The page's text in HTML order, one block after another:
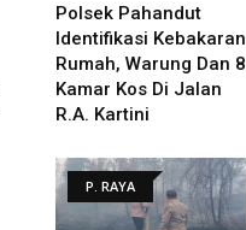
Polsek Pahandut
Identifikasi Kebakaran
Rumah, Warung Dan 8
Kamar Kos Di Jalan
R.A. Kartini
P. RAYA